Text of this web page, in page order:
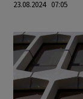
23.08.2024 07:05